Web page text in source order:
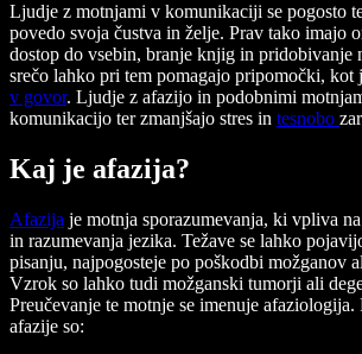
Ljudje z motnjami v komunikaciji se pogosto
povedo svoja čustva in želje. Prav tako imajo
dostop do vsebin, branje knjig in pridobivanje
srečo lahko pri tem pomagajo pripomočki, kot
v govor. Ljudje z afazijo in podobnimi
komunikacijo ter zmanjšajo stres in tesnobo
Kaj je afazija?
Afazija je motnja sporazumevanja, ki vpliva
in razumevanja jezika. Težave se lahko
pisanju, najpogosteje po poškodbi možganov
Vzrok so lahko tudi možganski tumorji ali
Preučevanje te motnje se imenuje afaziologija.
afazije so: